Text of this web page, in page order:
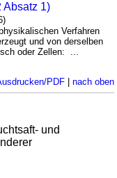
Absatz 1)
Verfahren
und von derselben
oder Zellen: ...
PDF| nach oben
und